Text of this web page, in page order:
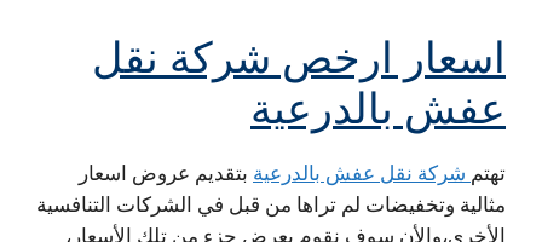
اسعار ارخص شركة نقل
عفش بالدرعية
تهتم شركة نقل عفش بالدرعية بتقديم عروض اسعار
مثالية وتخفيضات لم تراها من قبل في الشركات التنافسية
الأخرى،والأن سوف نقوم بعرض جزء من تلك الأسعار،